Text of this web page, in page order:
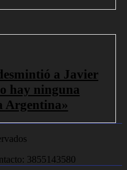
a Javier
hay ninguna
Argentina»
3855143580